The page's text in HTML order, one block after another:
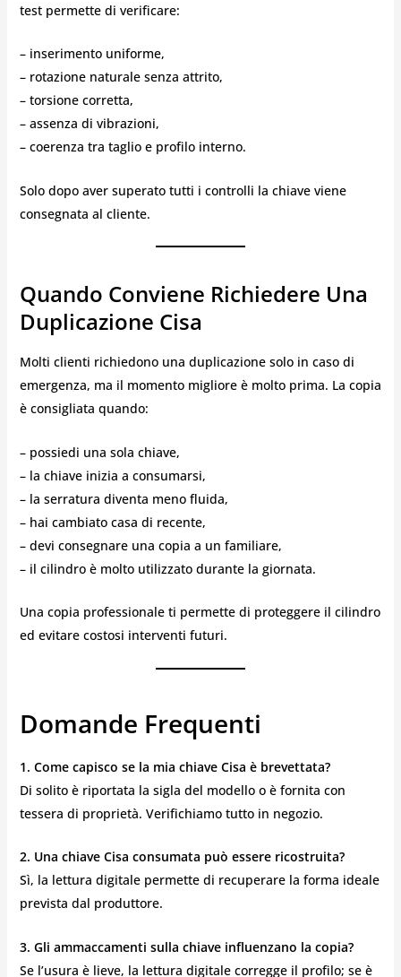
test permette di verificare:
– inserimento uniforme,
– rotazione naturale senza attrito,
– torsione corretta,
– assenza di vibrazioni,
– coerenza tra taglio e profilo interno.
Solo dopo aver superato tutti i controlli la chiave viene
consegnata al cliente.
Quando Conviene Richiedere Una
Duplicazione Cisa
Molti clienti richiedono una duplicazione solo in caso di
emergenza, ma il momento migliore è molto prima. La copia
è consigliata quando:
– possiedi una sola chiave,
– la chiave inizia a consumarsi,
– la serratura diventa meno fluida,
– hai cambiato casa di recente,
– devi consegnare una copia a un familiare,
– il cilindro è molto utilizzato durante la giornata.
Una copia professionale ti permette di proteggere il cilindro
ed evitare costosi interventi futuri.
Domande Frequenti
1. Come capisco se la mia chiave Cisa è brevettata?
Di solito è riportata la sigla del modello o è fornita con
tessera di proprietà. Verifichiamo tutto in negozio.
2. Una chiave Cisa consumata può essere ricostruita?
Sì, la lettura digitale permette di recuperare la forma ideale
prevista dal produttore.
3. Gli ammaccamenti sulla chiave influenzano la copia?
Se l’usura è lieve, la lettura digitale corregge il profilo; se è